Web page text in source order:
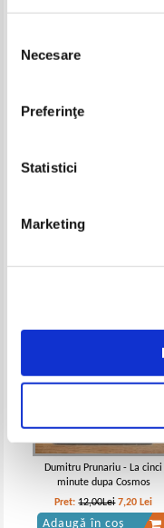
consimțământului
Necesare
Preferinţe
Statistici
Marketing
Alexandru Mironov - Proiecte
Adaugă în coș
Dumitru Prunariu - La cinci
minute dupa Cosmos
Pret:12,00Lei 7,20 Lei
Adaugă în coș